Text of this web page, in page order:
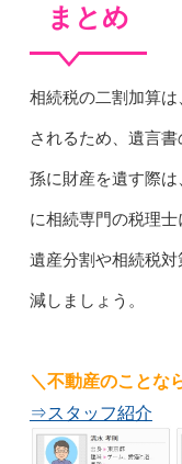
まとめ
相続税の二割加算
されるため、遺言書
孫に財産を遺す際
に相続専門の税理士
遺産分割や相続税
減しましょう。
＼不動産のことな
⇒スタッフ紹介